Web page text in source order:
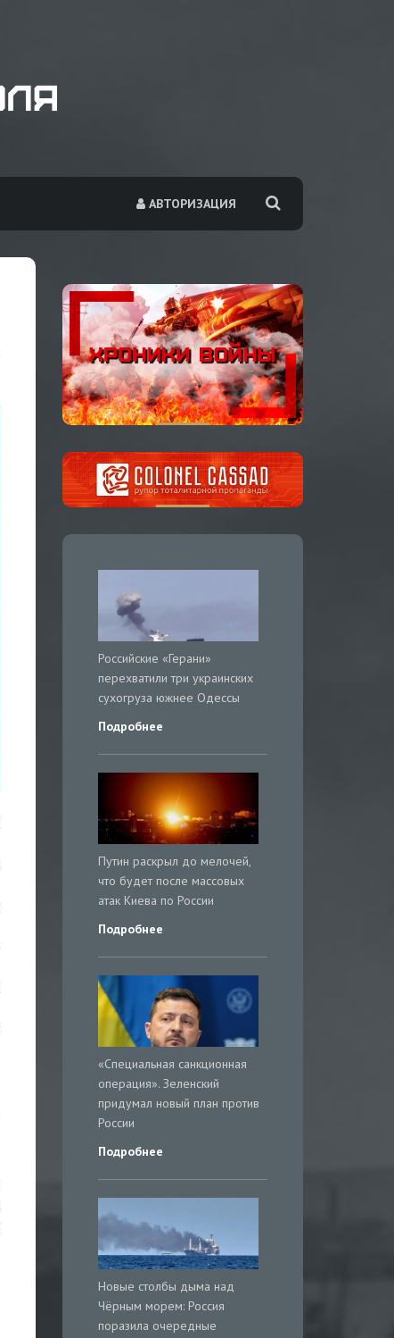
АВТОРИЗАЦИЯ
Российские «Герани»
перехватили три украинских
сухогруза южнее Одессы
Подробнее
Путин раскрыл до мелочей,
что будет после массовых
атак Киева по России
Подробнее
«Специальная санкционная
операция». Зеленский
придумал новый план против
России
Подробнее
Новые столбы дыма над
Чёрным морем: Россия
поразила очередные